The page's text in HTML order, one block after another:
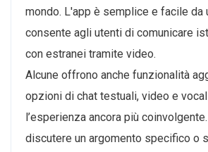
mondo. L'app è semplice e facile da
consente agli utenti di comunicare
con estranei tramite video.
Alcune offrono anche funzionalità
opzioni di chat testuali, video e
l’esperienza ancora più
discutere un argomento specifico o